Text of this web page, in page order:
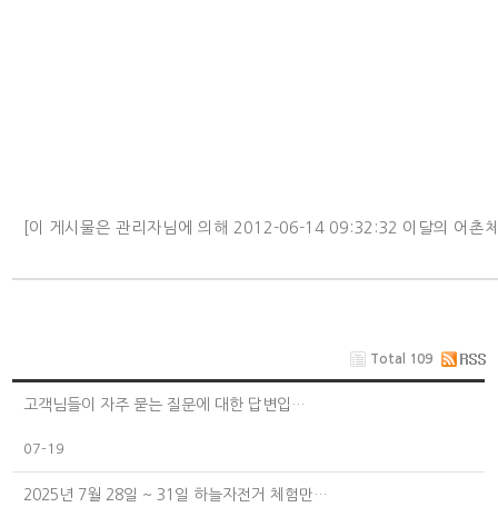
[이 게시물은 관리자님에 의해 2012-06-14 09:32:32 이달의 어촌
Total 109
고객님들이 자주 묻는 질문에 대한 답변입…
07-19
2025년 7월 28일 ~ 31일 하늘자전거 체험만…